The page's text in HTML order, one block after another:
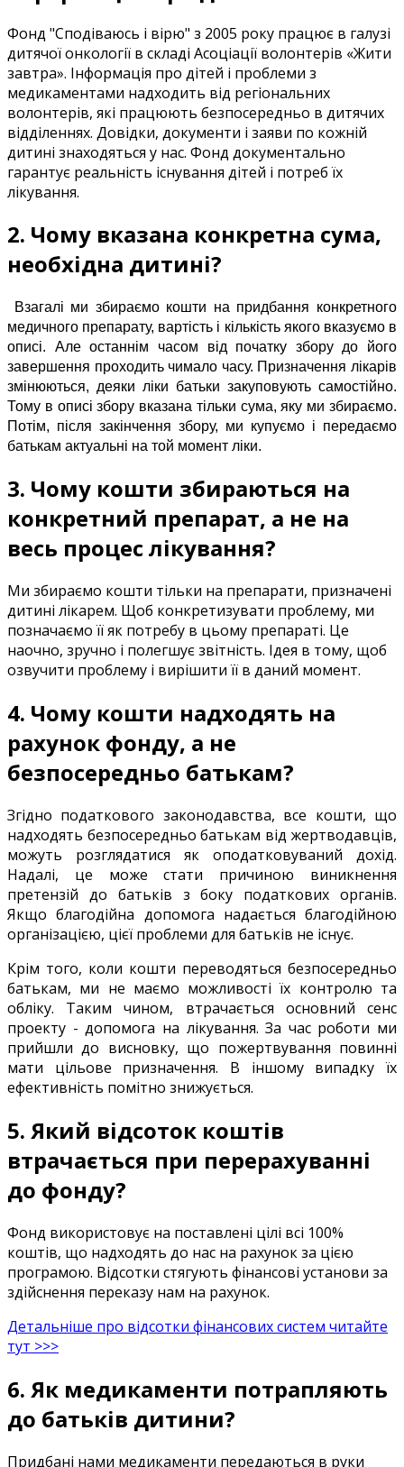
Фонд "Сподіваюсь і вірю" з 2005 року працює в галузі
дитячоїонкології в складі Асоціації волонтерів «Жити
завтра». Інформація про дітей і проблеми з
медикаментами надходить від регіональних
волонтерів, які працюють безпосередньо в дитячих
відділеннях. Довідки, документи і заяви по кожній
дитині знаходяться у нас. Фонд документально
гарантує реальність існування дітей і потреб їх
лікування.
2. Чому вказана конкретна сума,
необхідна дитині?
Взагалі ми збираємо кошти на придбання конкретного
медичного препарату, вартість і кількість якого вказуємо в
описі. Але останнім часом від початку збору до його
завершення проходить чимало часу. Призначення лікарів
змінюються, деяки ліки батьки закуповують самостійно.
Тому в описі збору вказана тільки сума, яку ми збираємо.
Потім, після закінчення збору, ми купуємо і передаємо
батькам актуальні на той момент ліки.
3. Чому кошти збираються на
конкретний препарат, а не на
весь процеслікування?
Ми збираємо кошти тільки на препарати, призначені
дитині лікарем. Щоб конкретизувати проблему, ми
позначаємо їїяк потребу в цьому препараті. Це
наочно, зручно і полегшуєзвітність. Ідея в тому, щоб
озвучити проблему і вирішити її в даний момент.
4. Чому кошти надходять на
рахунок фонду, а не
безпосередньо батькам?
Згідно податкового законодавства, все кошти, що
надходять безпосередньо батькам від жертводавців,
можуть
розглядатися як оподатковуваний дохід.
Надалі, це може стати причиною
виникнення
претензій до батьків з боку податкових органів.
Якщо благодійна допомога надається благодійною
організацією, цієї проблеми для батьків не існує.
Крім того, коли кошти переводяться безпосередньо
батькам, ми не маємо можливості їх контролю та
обліку. Таким чином, втрачається основний
сенс
проекту - допомога на лікування. За час роботи ми
прийшли до висновку, що пожертвування повинні
мати
цільове призначення. В іншому випадку їх
ефективність помітно знижується.
5. Який відсоток коштів
втрачається при перерахуваннi
до фонду?
Фонд використовує на поставлені цілі всі 100%
коштів, що надходять до нас на рахунокза цією
програмою. Відсотки стягують фінансові установи за
здійснення переказу нам на рахунок.
Детальніше про відсотки фінансовихсистем читайте
тут >>>
6. Як медикаменти потрапляють
до батьків дитини?
Придбані нами медикаменти передаються в руки